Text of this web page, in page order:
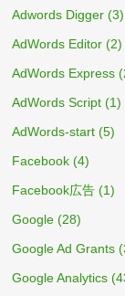
Adwords Digger (3)
AdWords Editor (2)
AdWords Express
AdWords Script (1)
AdWords-start (5)
Facebook (4)
Facebook広告 (1)
Google (28)
Google Ad Grants
Google Analytics